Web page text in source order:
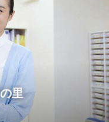
詳細を見る
里